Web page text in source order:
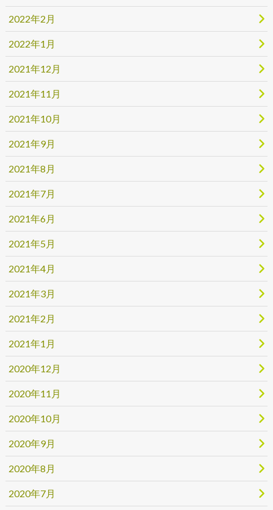
2022年2月
2022年1月
2021年12月
2021年11月
2021年10月
2021年9月
2021年8月
2021年7月
2021年6月
2021年5月
2021年4月
2021年3月
2021年2月
2021年1月
2020年12月
2020年11月
2020年10月
2020年9月
2020年8月
2020年7月